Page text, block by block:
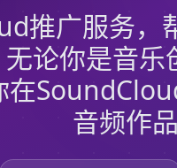
推广服务，
论你是音
音频作